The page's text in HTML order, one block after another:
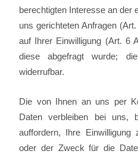
berechtigten Interesse an der
uns gerichteten Anfragen
auf Ihrer Einwilligung (Art. 6
diese abgefragt wurde;
widerrufbar.
Die von Ihnen an uns per
Daten verbleiben bei uns,
auffordern, Ihre Einwilligung
oder der Zweck für die